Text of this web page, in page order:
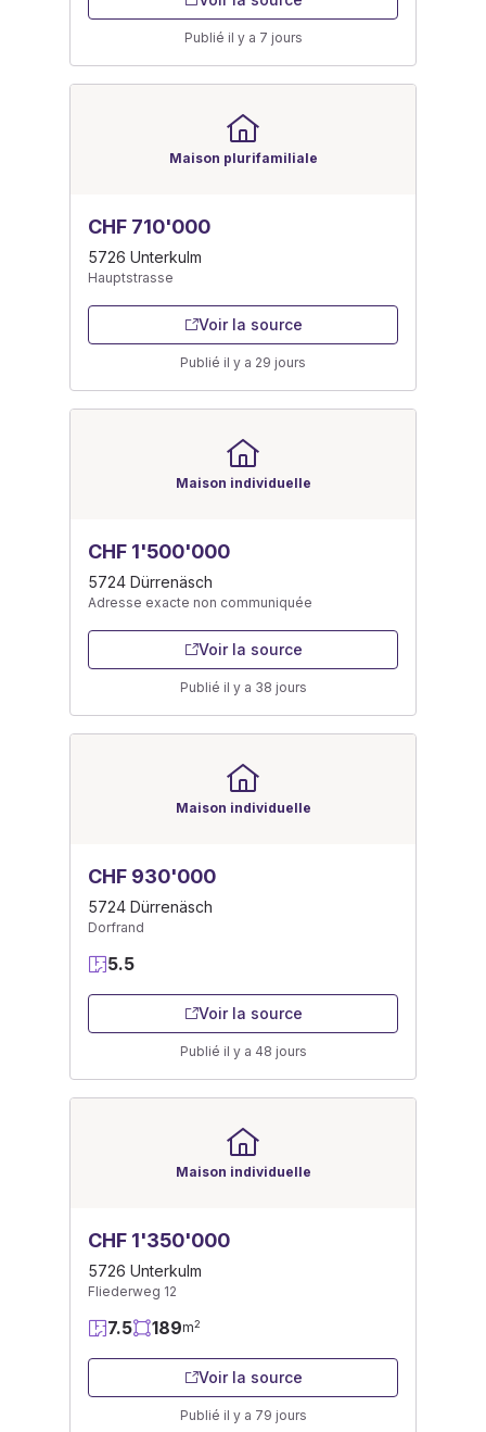
Publié il y a 7 jours
Maison plurifamiliale
CHF 710'000
5726 Unterkulm
Hauptstrasse
Voir la source
Publié il y a 29 jours
Maison individuelle
CHF 1'500'000
5724 Dürrenäsch
Adresse exacte non communiquée
Voir la source
Publié il y a 38 jours
Maison individuelle
CHF 930'000
5724 Dürrenäsch
Dorfrand
5.5
Voir la source
Publié il y a 48 jours
Maison individuelle
CHF 1'350'000
5726 Unterkulm
Fliederweg 12
7.5 189m2
Voir la source
Publié il y a 79 jours